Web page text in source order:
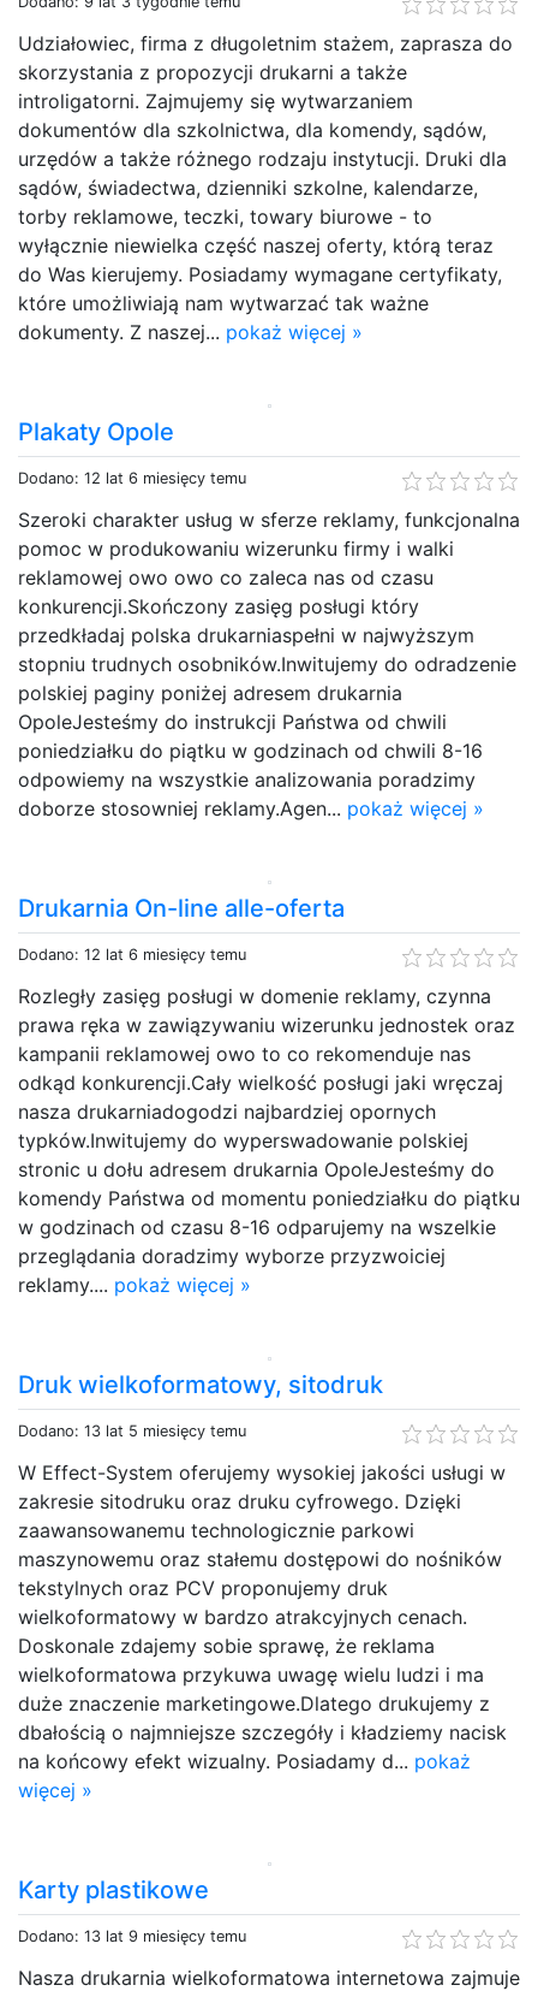
Udziałowiec, firma z długoletnim stażem, zaprasza do
skorzystania z propozycji drukarni a także
introligatorni. Zajmujemy się wytwarzaniem
dokumentów dla szkolnictwa, dla komendy, sądów,
urzędów a także różnego rodzaju instytucji. Druki dla
sądów, świadectwa, dzienniki szkolne, kalendarze,
torby reklamowe, teczki, towary biurowe - to
wyłącznie niewielka część naszej oferty, którą teraz
do Was kierujemy. Posiadamy wymagane certyfikaty,
które umożliwiają nam wytwarzać tak ważne
dokumenty. Z naszej... pokaż więcej »
Plakaty Opole
Dodano: 12 lat 6 miesięcy temu
Szeroki charakter usług w sferze reklamy, funkcjonalna
pomoc w produkowaniu wizerunku firmy i walki
reklamowej owo owo co zaleca nas od czasu
konkurencji.Skończony zasięg posługi który
przedkładaj polska drukarniaspełni w najwyższym
stopniu trudnych osobników.Inwitujemy do odradzenie
polskiej paginy poniżej adresem drukarnia
OpoleJesteśmy do instrukcji Państwa od chwili
poniedziałku do piątku w godzinach od chwili 8-16
odpowiemy na wszystkie analizowania poradzimy
doborze stosowniej reklamy.Agen... pokaż więcej »
Drukarnia On-line alle-oferta
Dodano: 12 lat 6 miesięcy temu
Rozległy zasięg posługi w domenie reklamy, czynna
prawa ręka w zawiązywaniu wizerunku jednostek oraz
kampanii reklamowej owo to co rekomenduje nas
odkąd konkurencji.Cały wielkość posługi jaki wręczaj
nasza drukarniadogodzi najbardziej opornych
typków.Inwitujemy do wyperswadowanie polskiej
stronic u dołu adresem drukarnia OpoleJesteśmy do
komendy Państwa od momentu poniedziałku do piątku
w godzinach od czasu 8-16 odparujemy na wszelkie
przeglądania doradzimy wyborze przyzwoiciej
reklamy.... pokaż więcej »
Druk wielkoformatowy, sitodruk
Dodano: 13 lat 5 miesięcy temu
W Effect-System oferujemy wysokiej jakości usługi w
zakresie sitodruku oraz druku cyfrowego. Dzięki
zaawansowanemu technologicznie parkowi
maszynowemu oraz stałemu dostępowi do nośników
tekstylnych oraz PCV proponujemy druk
wielkoformatowy w bardzo atrakcyjnych cenach.
Doskonale zdajemy sobie sprawę, że reklama
wielkoformatowa przykuwa uwagę wielu ludzi i ma
duże znaczenie marketingowe.Dlatego drukujemy z
dbałością o najmniejsze szczegóły i kładziemy nacisk
na końcowy efekt wizualny. Posiadamy d... pokaż
więcej »
Karty plastikowe
Dodano: 13 lat 9 miesięcy temu
Nasza drukarnia wielkoformatowa internetowa zajmuje